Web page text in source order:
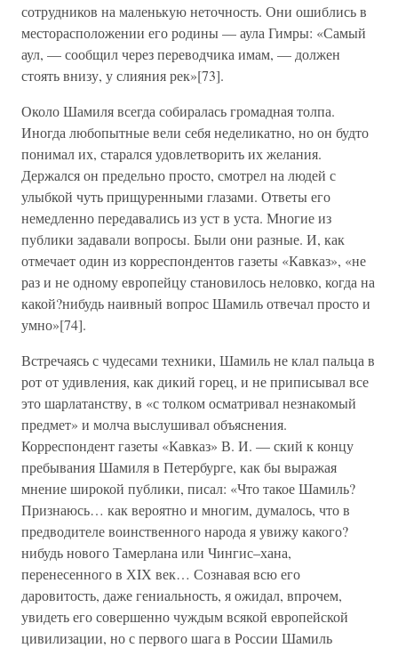
сотрудников на маленькую неточность. Они ошиблись в
месторасположении его родины — аула Гимры: «Самый
аул, — сообщил через переводчика имам, — должен
стоять внизу, у слияния рек»[73].
Около Шамиля всегда собиралась громадная толпа.
Иногда любопытные вели себя неделикатно, но он будто
понимал их, старался удовлетворить их желания.
Держался он предельно просто, смотрел на людей с
улыбкой чуть прищуренными глазами. Ответы его
немедленно передавались из уст в уста. Многие из
публики задавали вопросы. Были они разные. И, как
отмечает один из корреспондентов газеты «Кавказ», «не
раз и не одному европейцу становилось неловко, когда на
какой?нибудь наивный вопрос Шамиль отвечал просто и
умно»[74].
Встречаясь с чудесами техники, Шамиль не клал пальца в
рот от удивления, как дикий горец, и не приписывал все
это шарлатанству, в «с толком осматривал незнакомый
предмет» и молча выслушивал объяснения.
Корреспондент газеты «Кавказ» В. И. — ский к концу
пребывания Шамиля в Петербурге, как бы выражая
мнение широкой публики, писал: «Что такое Шамиль?
Признаюсь… как вероятно и многим, думалось, что в
предводителе воинственного народа я увижу какого?
нибудь нового Тамерлана или Чингис–хана,
перенесенного в ХIХ век… Сознавая всю его
даровитость, даже гениальность, я ожидал, впрочем,
увидеть его совершенно чуждым всякой европейской
цивилизации, но с первого шага в России Шамиль